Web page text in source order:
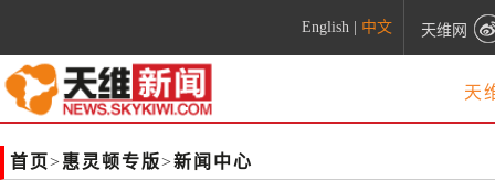
English 中文 天维网
天
首页>惠灵顿专版>新闻中心